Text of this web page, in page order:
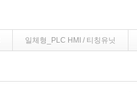
일체형_PLC HMI / 티칭유닛